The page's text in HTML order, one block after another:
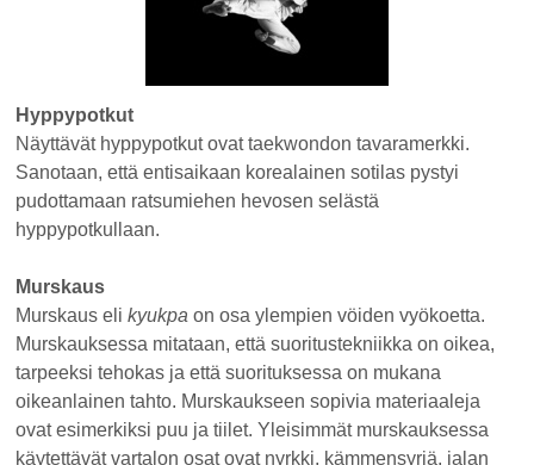
Hyppypotkut
Näyttävät hyppypotkut ovat taekwondon tavaramerkki.
Sanotaan, että entisaikaan korealainen sotilas pystyi
pudottamaan ratsumiehen hevosen selästä
hyppypotkullaan.
Murskaus
Murskaus eli kyukpa on osa ylempien vöiden vyökoetta.
Murskauksessa mitataan, että suoritustekniikka on oikea,
tarpeeksi tehokas ja että suorituksessa on mukana
oikeanlainen tahto. Murskaukseen sopivia materiaaleja
ovat esimerkiksi puu ja tiilet. Yleisimmät murskauksessa
käytettävät vartalon osat ovat nyrkki, kämmensyrjä, jalan